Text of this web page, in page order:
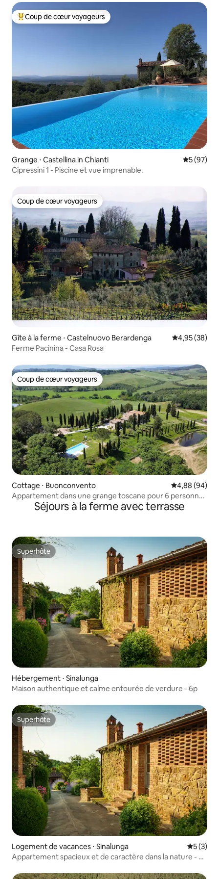
Coups de cœur voyageurs les plus appréciés
Coup de cœur voyageurs
Grange ⋅ Castellina in Chianti
5 (97)
Cipressini 1 - Piscine et vue imprenable.
Coup de cœur voyageurs
Coup de cœur voyageurs
Gîte à la ferme ⋅ Castelnuovo Berardenga Évaluation
4,95 (38)
Ferme Pacinina - Casa Rosa
Coup de cœur voyageurs
Coup de cœur voyageurs
Cottage ⋅ Buonconvento Évaluation
4,88 (94)
Appartement dans une grange toscane pour 6 personnes
avec piscine panoramique
Séjours à la ferme avec terrasse
Superhôte
Superhôte
Hébergement ⋅ Sinalunga
Maison authentique et calme entourée de verdure - 6p
Superhôte
Superhôte
Logement de vacances ⋅ Sinalunga
5 (3)
Appartement spacieux et de caractère dans la nature - 2